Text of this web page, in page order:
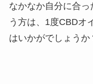
なかなか自分に合
う方は、1度CBDオ
はいかがでしょうか